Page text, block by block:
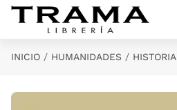
Saltar al contenido principal
INICIO HUMANIDADES HISTORIA